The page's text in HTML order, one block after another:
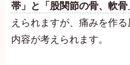
帯」と
「股関節の骨、軟骨
えられますが、痛みを作
内容が考えられます。